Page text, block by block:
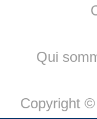
Qui
Copyright